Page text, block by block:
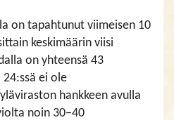
on tapahtunut viimeisen 10
keskimäärin viisi
on yhteensä 43
ei ole
hankkeen avulla
noin 30–40